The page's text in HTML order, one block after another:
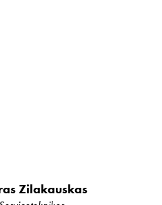
selv på kalde
Zilakauskas